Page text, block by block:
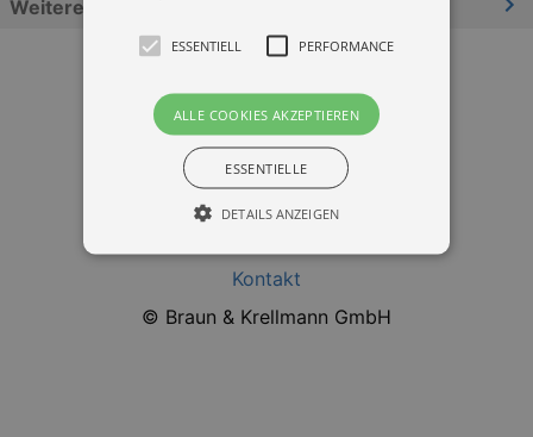
Weitere Informationen
Datenschutz
Kontakt
© Braun & Krellmann GmbH
ESSENTIELL PERFORMANCE
ALLE COOKIES AKZEPTIEREN
ESSENTIELLE
DETAILS ANZEIGEN